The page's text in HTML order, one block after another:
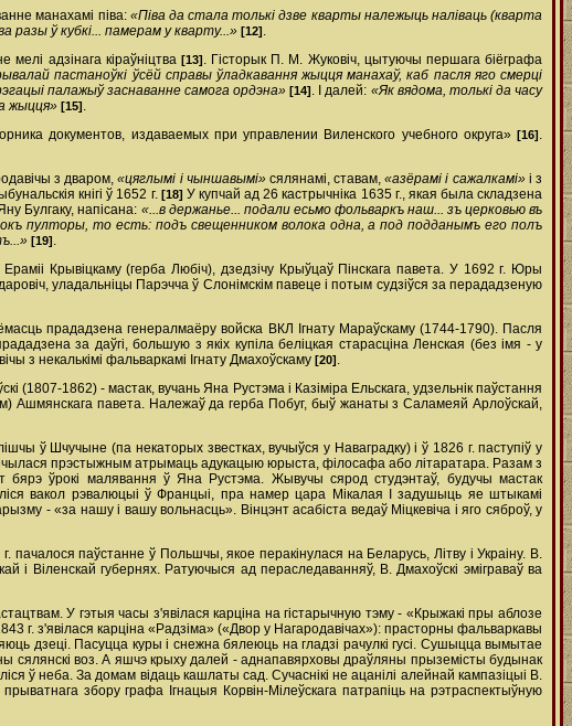
манахамі піва: «Піва да стала толькі дзве кварты належыць наліваць (кварта
разы ў кубкі... памерам у кварту...» [12].
адзінага кіраўніцтва [13]. Гісторык П. М. Жуковіч, цытуючы першага біёграфа
пастаноўкі ўсёй справы ўладкавання жыцця манахаў, каб пасля яго смерці
палажыў заснаванне самога ордэна» [14]. І далей: «Як вядома, толькі да часу
жыцця» [15].
документов, издаваемых при управлении Виленского учебного округа» [16].
з дваром,«цяглымі і чыншавымі»сялянамі, ставам,«азёрамі і сажалкамі»і з
кнігі ў 1652 г. [18] У купчай ад 26 кастрычніка 1635 г., якая была складзена
Булгаку, напісана: «...в держанье... подали есьмо фольваркъ наш... зъ церковью въ
пулторы, то есть: подъ свещенником волока одна, а под подданымъ его полъ
[19].
Крывіцкаму (герба Любіч), дзедзічу Крыўцаў Пінскага павета. У 1692 г. Юры
уладальніцы Парэчча ў Слонімскім павеце і потым судзіўся за перададзеную
прададзена генерал­маёру войска ВКЛ Ігнату Мараўскаму (1744-1790). Пасля
за даўгі, большую з якіх купіла беліцкая старасціна Ленская (без імя - у
з некалькімі фальваркамі Ігнату Дмахоўскаму [20].
(1807-1862) - мастак, вучань Яна Рустэма і Казіміра Ельскага, удзельнік паўстання
Ашмянскага павета. Належаў да герба Побуг, быў жанаты з Саламеяй Арлоўскай,
ў Шчучыне (па некаторых звестках, вучыўся у Наваградку) і ў 1826 г. паступіў у
прэстыжным атрымаць адукацыю юрыста, філосафа або літаратара. Разам з
бярэ ўрокі малявання ў Яна Рустэма. Жывучы сярод студэнтаў, будучы мастак
вакол рэвалюцыі ў Францыі, пра намер цара Мікалая I задушыць яе штыкамі
- «за нашу і вашу вольнасць». Вінцэнт асабіста ведаў Міцкевіча і яго сяброў, у
пачалося паўстанне ў Польшчы, якое перакінулася на Беларусь, Літву і Украіну. В.
і Віленскай губернях. Ратуючыся ад пераследаванняў, В. Дмахоўскі эміграваў ва
У гэтыя часы з'явілася карціна на гістарычную тэму - «Крыжакі пры аблозе
г. з'явілася карціна «Радзіма» («Двор у Нагародавічах»): прасторны фальваркавы
дзеці. Пасуцца куры і снежна бялеюць на гладзі рачулкі гусі. Сушыцца вымытае
сялянскі воз. А яшчэ крыху далей - аднапавярховы драўляны прыземісты будынак
ў неба. За домам відаць кашлаты сад. Сучаснікі не ацанілі алейнай кампазіцыі В.
збору графа Ігнацыя Корвін-Мілеўскага патрапіць на рэтраспектыўную